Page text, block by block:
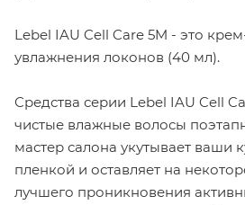
Lebel IAU Cell Care 5M - это
увлажнения локонов (40 мл).
Средства серии Lebel IAU Cell
чистые влажные волосы
мастер салона укутывает ваши
пленкой и оставляет на
лучшего проникновения